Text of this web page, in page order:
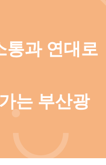
통과 연대로
는 부산광